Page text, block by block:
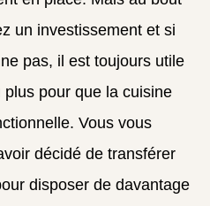
un investissement et si
pas, il est toujours utile
pour que la cuisine
Vous vous
décidé de transférer
disposer de davantage